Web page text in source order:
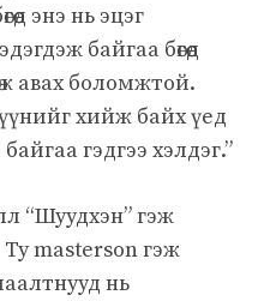
энэ нь эцэг
байгаа бөгөөд
авах боломжтой.
хийж байх үед
гэдгээ хэлдэг.”
“Шуудхэн” гэж
Ty masterson гэж
нь